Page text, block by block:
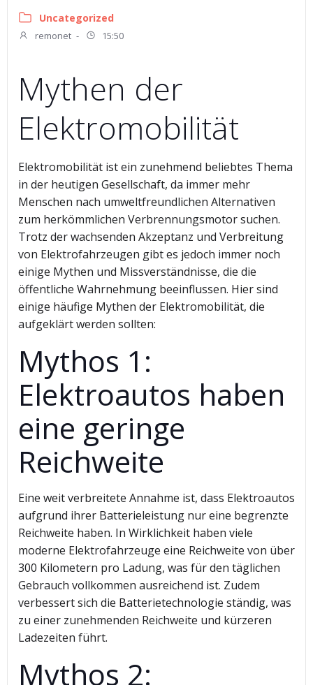
Uncategorized
remonet - 15:50
Mythen der
Elektromobilität
Elektromobilität ist ein zunehmend beliebtes Thema
in der heutigen Gesellschaft, da immer mehr
Menschen nach umweltfreundlichen Alternativen
zum herkömmlichen Verbrennungsmotor suchen.
Trotz der wachsenden Akzeptanz und Verbreitung
von Elektrofahrzeugen gibt es jedoch immer noch
einige Mythen und Missverständnisse, die die
öffentliche Wahrnehmung beeinflussen. Hier sind
einige häufige Mythen der Elektromobilität, die
aufgeklärt werden sollten:
Mythos 1:
Elektroautos haben
eine geringe
Reichweite
Eine weit verbreitete Annahme ist, dass Elektroautos
aufgrund ihrer Batterieleistung nur eine begrenzte
Reichweite haben. In Wirklichkeit haben viele
moderne Elektrofahrzeuge eine Reichweite von über
300 Kilometern pro Ladung, was für den täglichen
Gebrauch vollkommen ausreichend ist. Zudem
verbessert sich die Batterietechnologie ständig, was
zu einer zunehmenden Reichweite und kürzeren
Ladezeiten führt.
Mythos 2: